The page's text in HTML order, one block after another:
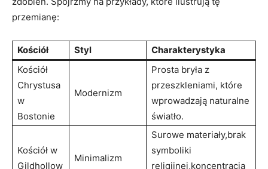
przemianę:
Kościół Styl
Charakterystyka
Kościół
Chrystusa
w
Bostonie
Modernizm
Prosta bryła z
przeszkleniami, które
wprowadzają naturalne
światło.
Kościół w
Gildhollow
Minimalizm
Surowe materiały,brak
symboliki
religijnej,koncentracja